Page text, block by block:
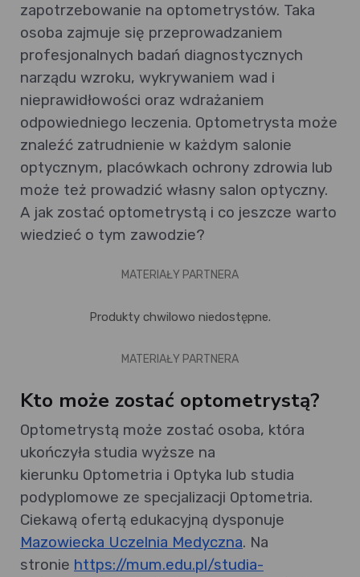
zapotrzebowanie na optometrystów. Taka
osoba zajmuje się przeprowadzaniem
profesjonalnych badań diagnostycznych
narządu wzroku, wykrywaniem wad i
nieprawidłowości oraz wdrażaniem
odpowiedniego leczenia. Optometrysta może
znaleźć zatrudnienie w każdym salonie
optycznym, placówkach ochrony zdrowia lub
może też prowadzić własny salon optyczny.
A jak zostać optometrystą i co jeszcze warto
wiedzieć o tym zawodzie?
MATERIAŁY PARTNERA
Produkty chwilowo niedostępne.
MATERIAŁY PARTNERA
Kto może zostać optometrystą?
Optometrystą może zostać osoba, która
ukończyła studia wyższe na
kierunku Optometria i Optyka lub studia
podyplomowe ze specjalizacji Optometria.
Ciekawą ofertą edukacyjną dysponuje
Mazowiecka Uczelnia Medyczna. Na
stronie https://mum.edu.pl/studia-